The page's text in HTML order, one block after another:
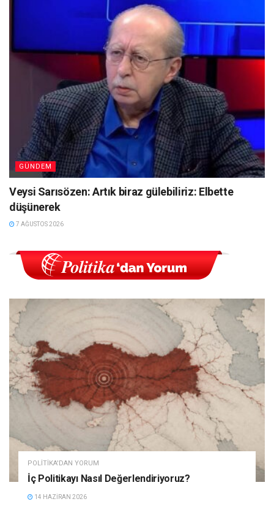
GÜNDEM
Veysi Sarısözen: Artık biraz gülebiliriz: Elbette
düşünerek
7 AĞUSTOS 2026
POLITIKA'DAN YORUM
İç Politikayı Nasıl Değerlendiriyoruz?
14 HAZIRAN 2026